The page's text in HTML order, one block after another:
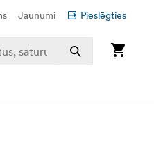
Jaunumi Pieslēgties